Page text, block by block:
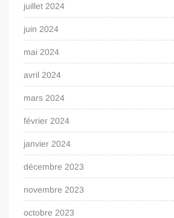
juillet 2024
juin 2024
mai 2024
avril 2024
mars 2024
février 2024
janvier 2024
décembre 2023
novembre 2023
octobre 2023